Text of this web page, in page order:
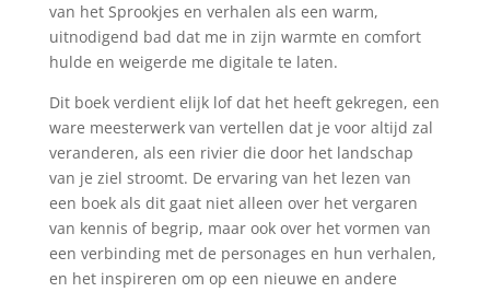
van het Sprookjes en verhalen als een warm,
uitnodigend bad dat me in zijn warmte en comfort
hulde en weigerde me digitale te laten.
Dit boek verdient elijk lof dat het heeft gekregen, een
ware meesterwerk van vertellen dat je voor altijd zal
veranderen, als een rivier die door het landschap
van je ziel stroomt. De ervaring van het lezen van
een boek als dit gaat niet alleen over het vergaren
van kennis of begrip, maar ook over het vormen van
een verbinding met de personages en hun verhalen,
en het inspireren om op een nieuwe en andere